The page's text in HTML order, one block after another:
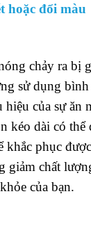
hoặc đổi màu
chảy ra bị
sử dụng
hiệu của sự ăn
kéo dài có thể
khắc phục
giảm chất
của bạn.